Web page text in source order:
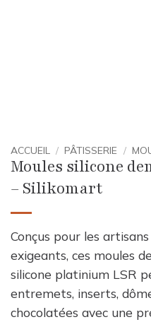
ACCUEIL / PÂTISSERIE /
Moules silicone
– Silikomart
Conçus pour les
exigeants, ces moules
silicone platinium LSR
entremets, inserts,
chocolatées avec une